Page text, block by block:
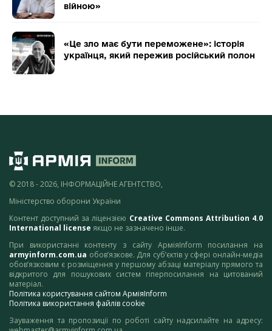
війною»
«Це зло має бути переможене»: історія
українця, який пережив російський полон
© 2018 - 2026, ІНФОРМАЦІЙНЕ АГЕНТСТВО,
Міністерство оборони України
Контент доступний за ліцензією Creative Commons Attribution 4.0
International license якщо не зазначено інше.
При використанні контенту з сайту АрміяInform посилання на
armyinform.com.ua обов’язкове. Для суб’єктів у сфері онлайн-медіа
обов’язковим є розміщення у першому абзаці матеріалу прямого та
відкритого для пошукових систем гіперпосилання на цитований
матеріал.
Політика користування сайтом АрміяInform
Політика використання файлів cookie
Зауваження та пропозиції по роботі сайту надсилайте на адресу: